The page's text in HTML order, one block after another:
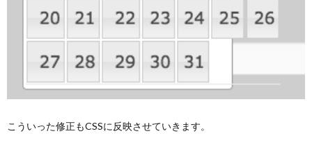
こういった修正もCSSに反映させていきます。